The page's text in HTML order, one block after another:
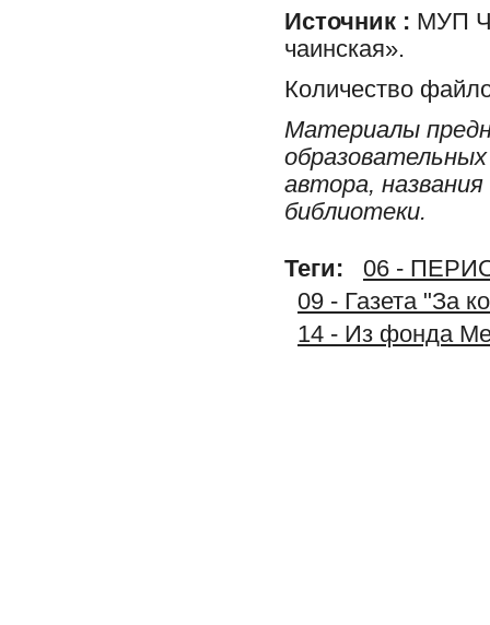
Источник : МУП
чаинская».
Количество
Материалы
автора,
библиотеки.
Теги:
06 -
09 - Газета "За
14 - Из фонда